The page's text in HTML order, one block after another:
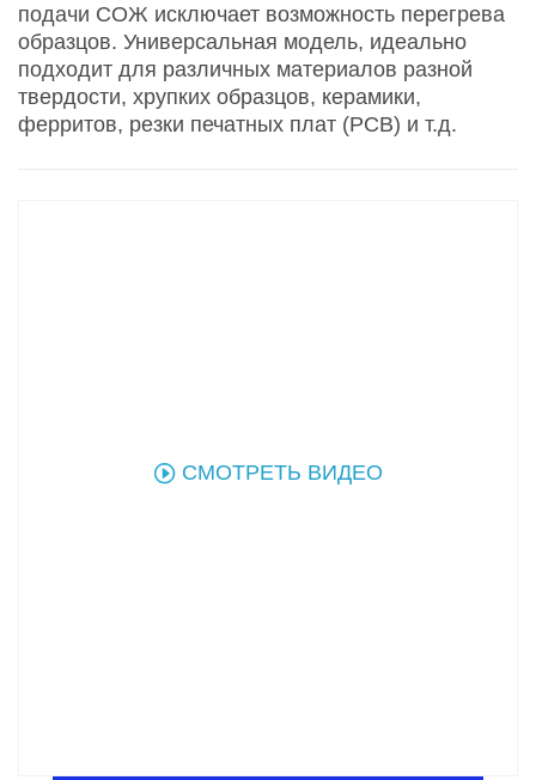
подачи СОЖ исключает возможность перегрева
образцов. Универсальная модель, идеально
подходит для различных материалов разной
твердости, хрупких образцов, керамики,
ферритов, резки печатных плат (PCB) и т.д.
СМОТРЕТЬ ВИДЕО